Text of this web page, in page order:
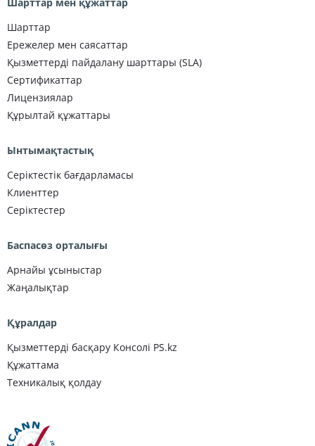
Шарттар
Ережелер мен саясаттар
Қызметтерді пайдалану шарттары (SLA)
Сертификаттар
Лицензиялар
Құрылтай құжаттары
Ынтымақтастық
Серіктестік бағдарламасы
Клиенттер
Серіктестер
Баспасөз орталығы
Арнайы ұсыныстар
Жаңалықтар
Құралдар
Қызметтерді басқару Консолі PS.kz
Құжаттама
Техникалық қолдау